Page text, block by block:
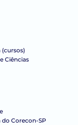
Ciências
Corecon-SP